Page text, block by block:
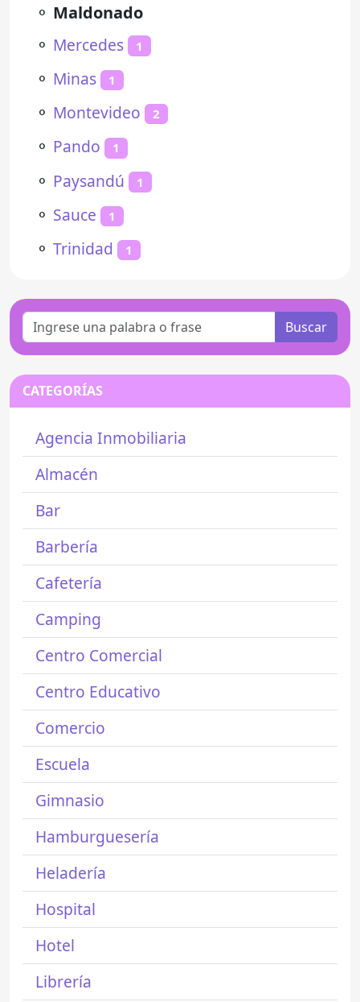
⚬ Maldonado
⚬ Mercedes 1
⚬ Minas 1
⚬ Montevideo 2
⚬ Pando 1
⚬ Paysandú 1
⚬ Sauce 1
⚬ Trinidad 1
Buscar
CATEGORÍAS
Agencia Inmobiliaria
Almacén
Bar
Barbería
Cafetería
Camping
Centro Comercial
Centro Educativo
Comercio
Escuela
Gimnasio
Hamburguesería
Heladería
Hospital
Hotel
Librería